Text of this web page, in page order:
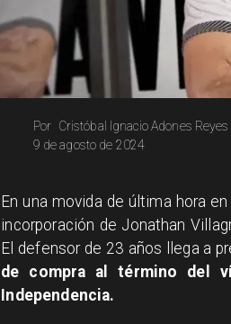
Cristóbal Ignacio Adones Reyes
Por
9 de agosto de 2024
En una movida de última hora
incorporación de Jonathan
El defensor de 23 años llega a
de compra al término del
Independencia.